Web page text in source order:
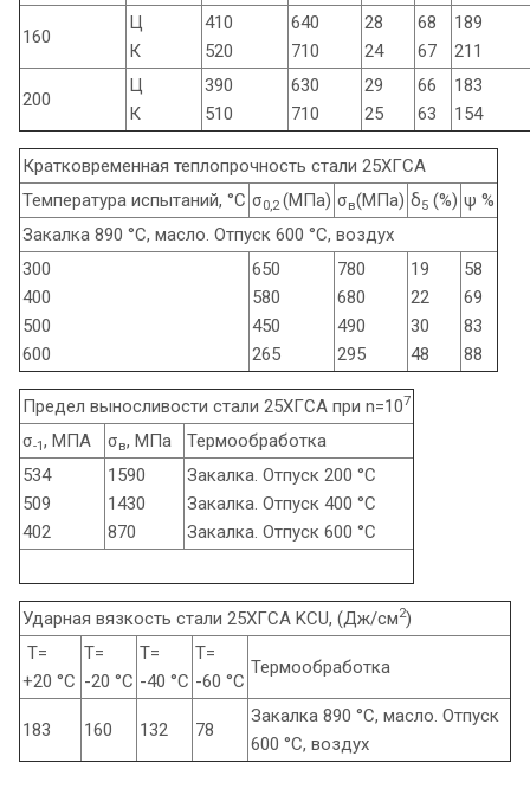
160
Ц
К
410
520
640
710
28
24
68
67
189
211
200
Ц
К
390
510
630
710
29
25
66
63
183
154
Кратковременная теплопрочность стали 25ХГСА
Температура испытаний, °С σ0,2(МПа) σв(МПа) δ5 (%) ψ %
Закалка 890 °С, масло. Отпуск 600 °С, воздух
300
400
500
600
650
580
450
265
780
680
490
295
19
22
30
48
58
69
83
88
Предел выносливости стали 25ХГСА при n=107
σ-1, МПА σв, МПа
Термообработка
534
509
402
1590
1430
870
Закалка. Отпуск 200 °С
Закалка. Отпуск 400 °С
Закалка. Отпуск 600 °С
Ударная вязкость стали 25ХГСА KCU, (Дж/см2)
Т=
+20 °С
Т=
-20 °С
Т=
-40 °С
Т=
-60 °С
Термообработка
183 160 132 78
Закалка 890 °С, масло. Отпуск
600 °С, воздух